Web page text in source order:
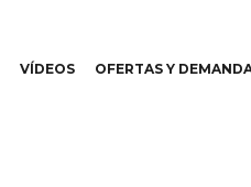
VÍDEOS OFERTAS Y